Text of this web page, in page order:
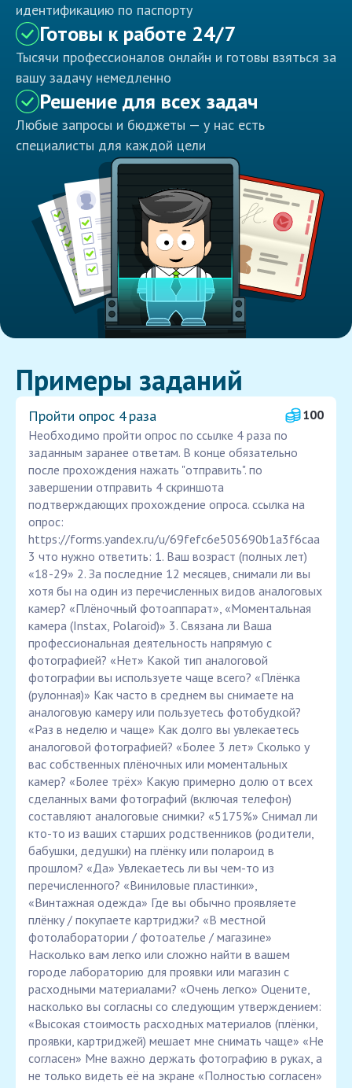
идентификацию по паспорту
Готовы к работе 24/7
Тысячи профессионалов онлайн и готовы взяться за
вашу задачу немедленно
Решение для всех задач
Любые запросы и бюджеты — у нас есть
специалисты для каждой цели
Примеры заданий
Пройти опрос 4 раза
100
Необходимо пройти опрос по ссылке 4 раза по
заданным заранее ответам. В конце обязательно
после прохождения нажать "отправить". по
завершении отправить 4 скриншота
подтверждающих прохождение опроса. ссылка на
опрос:
https://forms.yandex.ru/u/69fefc6e505690b1a3f6caa
3 что нужно ответить: 1. Ваш возраст (полных лет)
«18-29» 2. За последние 12 месяцев, снимали ли вы
хотя бы на один из перечисленных видов аналоговых
камер? «Плёночный фотоаппарат», «Моментальная
камера (Instax, Polaroid)» 3. Связана ли Ваша
профессиональная деятельность напрямую с
фотографией? «Нет» Какой тип аналоговой
фотографии вы используете чаще всего? «Плёнка
(рулонная)» Как часто в среднем вы снимаете на
аналоговую камеру или пользуетесь фотобудкой?
«Раз в неделю и чаще» Как долго вы увлекаетесь
аналоговой фотографией? «Более 3 лет» Сколько у
вас собственных плёночных или моментальных
камер? «Более трёх» Какую примерно долю от всех
сделанных вами фотографий (включая телефон)
составляют аналоговые снимки? «5175%» Снимал ли
кто-то из ваших старших родственников (родители,
бабушки, дедушки) на плёнку или полароид в
прошлом? «Да» Увлекаетесь ли вы чем-то из
перечисленного? «Виниловые пластинки»,
«Винтажная одежда» Где вы обычно проявляете
плёнку / покупаете картриджи? «В местной
фотолаборатории / фотоателье / магазине»
Насколько вам легко или сложно найти в вашем
городе лабораторию для проявки или магазин с
расходными материалами? «Очень легко» Оцените,
насколько вы согласны со следующим утверждением:
«Высокая стоимость расходных материалов (плёнки,
проявки, картриджей) мешает мне снимать чаще» «Не
согласен» Мне важно держать фотографию в руках, а
не только видеть её на экране «Полностью согласен»